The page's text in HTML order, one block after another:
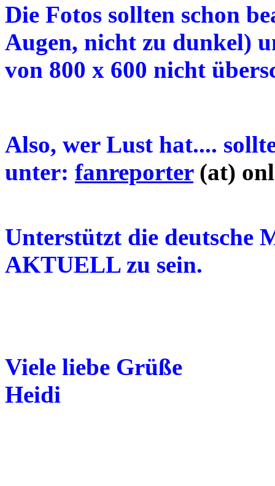
Die Fotos sollten schon
Augen, nicht zu dunkel)
von 800 x 600 nicht
Also, wer Lust hat....
unter: fanreporter(at)
Unterstützt die deutsche
AKTUELL zu sein.
Viele liebe Grüße
Heidi